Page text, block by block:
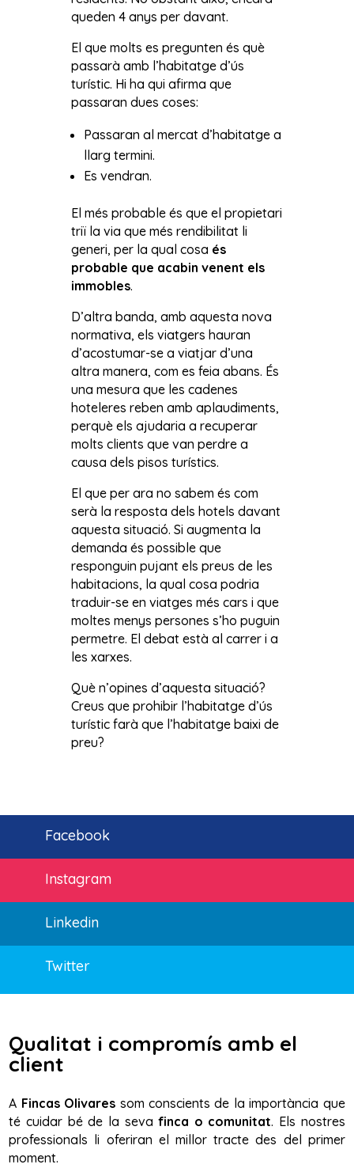
queden 4 anys per davant.
El que molts es pregunten és què
passarà amb l’habitatge d’ús
turístic. Hi ha qui afirma que
passaran dues coses:
Passaran al mercat d’habitatge a
llarg termini.
Es vendran.
El més probable és que el propietari
triï la via que més rendibilitat li
generi, per la qual cosa és
probable que acabin venent els
immobles.
D’altra banda, amb aquesta nova
normativa, els viatgers hauran
d’acostumar-se a viatjar d’una
altra manera, com es feia abans. És
una mesura que les cadenes
hoteleres reben amb aplaudiments,
perquè els ajudaria a recuperar
molts clients que van perdre a
causa dels pisos turístics.
El que per ara no sabem és com
serà la resposta dels hotels davant
aquesta situació. Si augmenta la
demanda és possible que
responguin pujant els preus de les
habitacions, la qual cosa podria
traduir-se en viatges més cars i que
moltes menys persones s’ho puguin
permetre. El debat està al carrer i a
les xarxes.
Què n’opines d’aquesta situació?
Creus que prohibir l’habitatge d’ús
turístic farà que l’habitatge baixi de
preu?
Facebook
Instagram
Linkedin
Twitter
Qualitat i compromís amb el
client
A Fincas Olivares som conscients de la importància que
té cuidar bé de la seva finca o comunitat. Els nostres
professionals li oferiran el millor tracte des del primer
moment.